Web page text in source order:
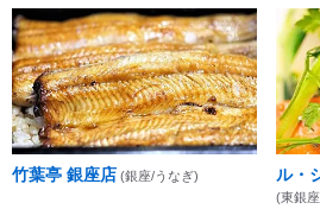
竹葉亭 銀座店 (銀座/うなぎ) ル・
(東銀